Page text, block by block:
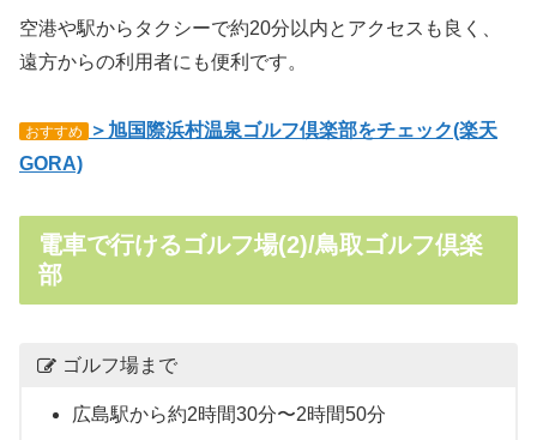
空港や駅からタクシーで約20分以内とアクセスも良く、
遠方からの利用者にも便利です。
おすすめ
＞旭国際浜村温泉ゴルフ倶楽部をチェック(楽天
GORA)
電車で行けるゴルフ場(2)/鳥取ゴルフ倶楽
部
ゴルフ場まで
広島駅から約2時間30分〜2時間50分